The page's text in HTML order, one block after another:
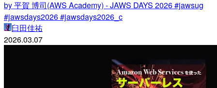
by 平賀 博司(AWS Academy) - JAWS DAYS 2026 #jawsug
#jawsdays2026 #jawsdays2026_c
臼田佳祐
2026.03.07